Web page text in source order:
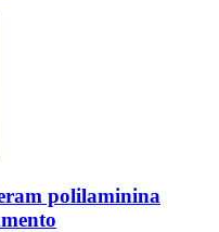
polilaminina